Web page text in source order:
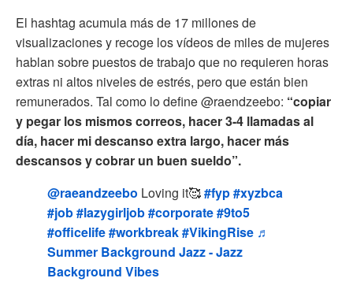
El hashtag acumula más de 17 millones de
visualizaciones y recoge los vídeos de miles de mujeres
hablan sobre puestos de trabajo que no requieren horas
extras ni altos niveles de estrés, pero que están bien
remunerados. Tal como lo define @raendzeebo: “copiar
y pegar los mismos correos, hacer 3-4 llamadas al
día, hacer mi descanso extra largo, hacer más
descansos y cobrar un buen sueldo”.
@raeandzeebo Loving it🥰#fyp#xyzbca
#job#lazygirljob#corporate#9to5
#officelife#workbreak#VikingRise ♬
Summer Background Jazz - Jazz
Background Vibes